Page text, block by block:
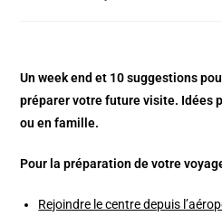
Un week end et 10 suggestions
préparer votre future visite. Idées
ou en famille.
Pour la préparation de votre
Rejoindre le centre depuis